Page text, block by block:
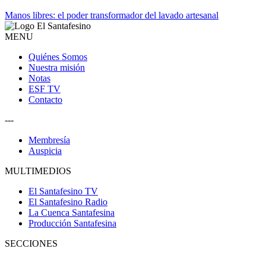
Manos libres: el poder transformador del lavado artesanal
MENU
Quiénes Somos
Nuestra misión
Notas
ESF TV
Contacto
---
Membresía
Auspicia
MULTIMEDIOS
El Santafesino TV
El Santafesino Radio
La Cuenca Santafesina
Producción Santafesina
SECCIONES